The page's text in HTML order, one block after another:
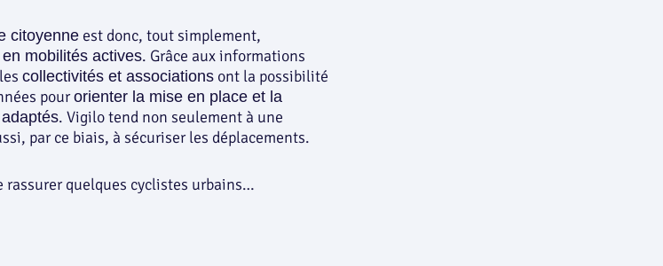
citoyenne est donc, tout simplement,
mobilités actives. Grâce aux informations
collectivités et associations ont la possibilité
pourorienter la mise en place et la
adaptés. Vigilo tend non seulement à une
par ce biais, à sécuriser les déplacements.
rassurer quelques cyclistes urbains…